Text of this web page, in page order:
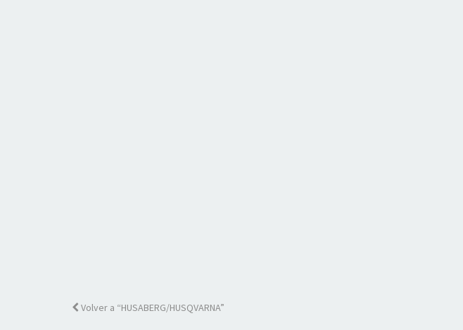
Volver a “HUSABERG/HUSQVARNA”